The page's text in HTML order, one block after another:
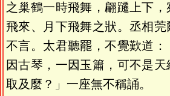
之巢鶴一時飛舞，翩躚上下
飛來、月下飛舞之狀。丞相
不言。太君聽罷，不覺歎道
因古琴，一因玉簫，可不是
取及麼？」一座無不稱誦。